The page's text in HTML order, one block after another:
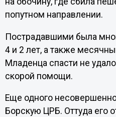
попутном направлении.
Пострадавшими была
4 и 2 лет, а также
Младенца спасти не
скорой помощи.
Еще одного
Борскую ЦРБ. Оттуда его